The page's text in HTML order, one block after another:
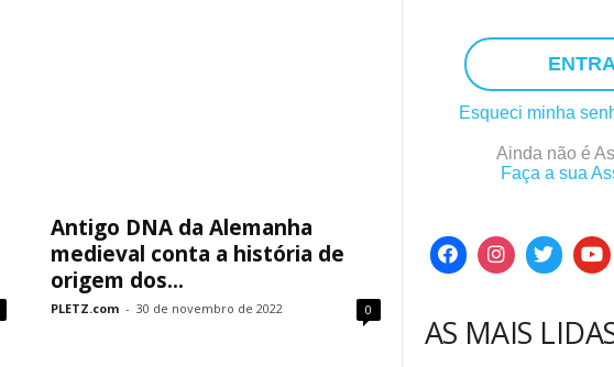
Antigo DNA da Alemanha
medieval conta a história de
origem dos...
PLETZ.com - 30 de novembro de 2022 0
Esqueci minha
Ainda não é
Faça a sua
AS MAIS